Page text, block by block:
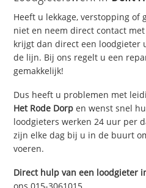
Heeft u lekkage, verstopping of
niet en neem direct contact met
krijgt dan direct een loodgieter
de lijn. Bij ons regelt u een
gemakkelijk!
Dus heeft u problemen met
Het Rode Dorp en wenst snel
loodgieters werken 24 uur per
zijn elke dag bij u in de buurt
voeren.
Direct hulp van een loodgieter
ons 015-3061015